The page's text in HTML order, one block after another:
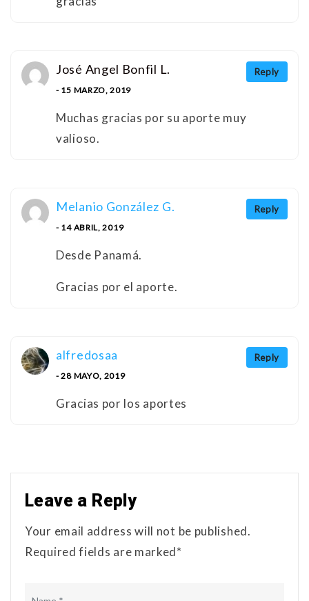
Reply
José Angel Bonfil L.
- 15 MARZO, 2019
Muchas gracias por su aporte muy
valioso.
Reply
Melanio González G.
- 14 ABRIL, 2019
Desde Panamá.
Gracias por el aporte.
Reply
alfredosaa
- 28 MAYO, 2019
Gracias por los aportes
Leave a Reply
Your email address will not be published.
Required fields are marked*